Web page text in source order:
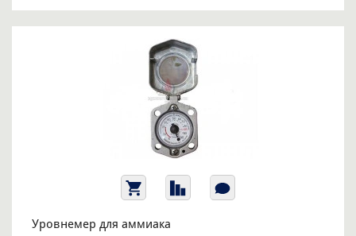
Уровнемер для аммиака